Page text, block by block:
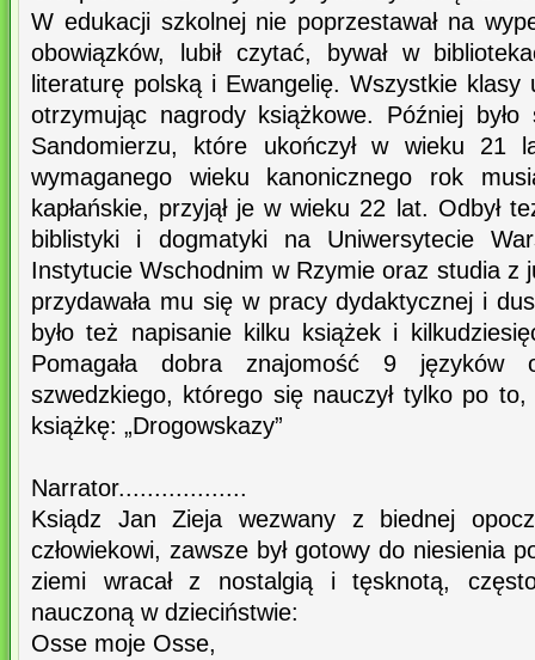
W edukacji szkolnej nie poprzestawał na
obowiązków, lubił czytać, bywał w
literaturę polską i Ewangelię. Wszystkie klasy
otrzymując nagrody książkowe. Później
Sandomierzu, które ukończył w wieku 21
wymaganego wieku kanonicznego rok
kapłańskie, przyjął je w wieku 22 lat. Odbył
biblistyki i dogmatyki na Uniwersytecie
Instytucie Wschodnim w Rzymie oraz studia z
przydawała mu się w pracy dydaktycznej i
było też napisanie kilku książek i
Pomagała dobra znajomość 9
szwedzkiego, którego się nauczył tylko po to,
książkę: „Drogowskazy”
Narrator..................
Ksiądz Jan Zieja wezwany z biednej
człowiekowi, zawsze był gotowy do niesienia
ziemi wracał z nostalgią i tęsknotą,
nauczoną w dzieciństwie:
Osse moje Osse,